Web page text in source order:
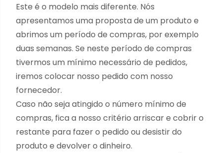
Este é o modelo mais diferente. Nós
apresentamos uma proposta de um produto e
abrimos um período de compras, por exemplo
duas semanas. Se neste período de compras
tivermos um mínimo necessário de pedidos,
iremos colocar nosso pedido com nosso
fornecedor.
Caso não seja atingido o número mínimo de
compras, fica a nosso critério arriscar e cobrir o
restante para fazer o pedido ou desistir do
produto e devolver o dinheiro.